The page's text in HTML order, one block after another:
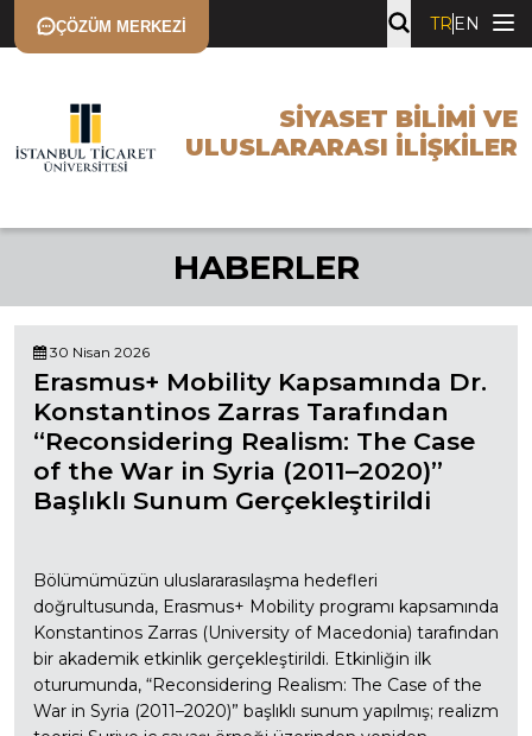
ÇÖZÜM MERKEZI TR EN
SIYASET BILIMI VE
ULUSLARARASI İLIŞKILER
HABERLER
30 Nisan 2026
Erasmus+ Mobility Kapsamında Dr.
Konstantinos Zarras Tarafından
“Reconsidering Realism: The Case
of the War in Syria (2011–2020)”
Başlıklı Sunum Gerçekleştirildi
Bölümümüzün uluslararasılaşma hedefleri
doğrultusunda, Erasmus+ Mobility programı kapsamında
Konstantinos Zarras (University of Macedonia) tarafından
bir akademik etkinlik gerçekleştirildi. Etkinliğin ilk
oturumunda, “Reconsidering Realism: The Case of the
War in Syria (2011–2020)” başlıklı sunum yapılmış; realizm